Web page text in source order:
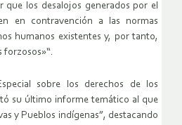
que los desalojos generados por el
en contravención a las normas
humanos existentes y, por tanto,
forzosos»“.
sobre los derechos de los
su último informe temático al que
y Pueblos indígenas”, destacando